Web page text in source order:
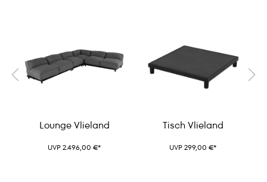
Lounge Vlieland
UVP 2.496,00 €*
Tisch Vlieland
UVP 299,00 €*